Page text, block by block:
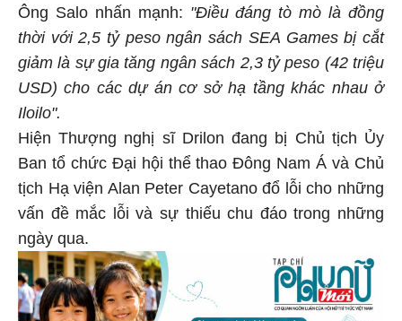
Ông Salo nhấn mạnh: "Điều đáng tò mò là đồng
thời với 2,5 tỷ peso ngân sách SEA Games bị cắt
giảm là sự gia tăng ngân sách 2,3 tỷ peso (42 triệu
USD) cho các dự án cơ sở hạ tầng khác nhau ở
Iloilo".
Hiện Thượng nghị sĩ Drilon đang bị Chủ tịch Ủy
Ban tổ chức Đại hội thể thao Đông Nam Á và Chủ
tịch Hạ viện Alan Peter Cayetano đổ lỗi cho những
vấn đề mắc lỗi và sự thiếu chu đáo trong những
ngày qua.